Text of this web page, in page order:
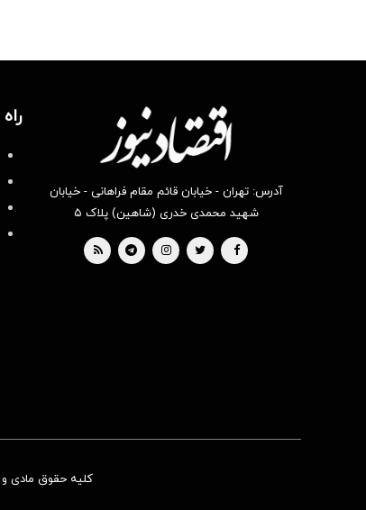
آدرس: تهران - خیابان قائم مقام فراهانی - خیابان
شهید محمدی خدری (شاهین) پلاک ۵
کلیه حقوق مادی و